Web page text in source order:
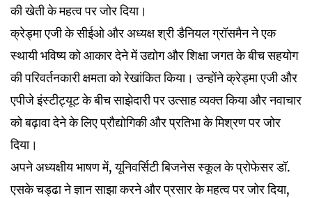
की खेती के महत्व पर जोर दिया।
क्रेड्मा एजी के सीईओ और अध्यक्ष श्री डैनियल ग्रॉसमैन ने एक
स्थायी भविष्य को आकार देने में उद्योग और शिक्षा जगत के बीच सहयोग
की परिवर्तनकारी क्षमता को रेखांकित किया। उन्होंने क्रेड्मा एजी और
एपीजे इंस्टीट्यूट के बीच साझेदारी पर उत्साह व्यक्त किया और नवाचार
को बढ़ावा देने के लिए प्रौद्योगिकी और प्रतिभा के मिश्रण पर जोर
दिया।
अपने अध्यक्षीय भाषण में, यूनिवर्सिटी बिजनेस स्कूल के प्रोफेसर डॉ.
एसके चड्ढा ने ज्ञान साझा करने और प्रसार के महत्व पर जोर दिया,